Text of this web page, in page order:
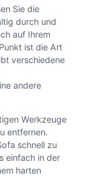
Sie die
durch und
auf Ihrem
ist die Art
verschiedene
andere
Werkzeuge
entfernen.
schnell zu
einfach in der
harten